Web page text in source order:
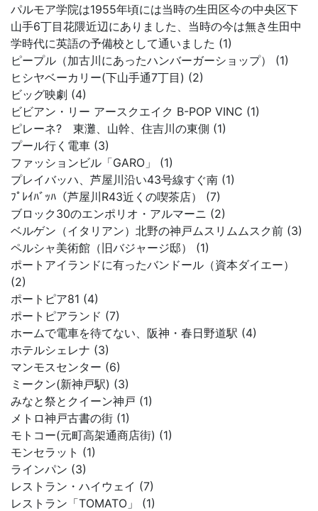
パルモア学院は1955年頃には当時の生田区今の中央区下
山手6丁目花隈近辺にありました、当時の今は無き生田中
学時代に英語の予備校として通いました (1)
ピープル（加古川にあったハンバーガーショップ） (1)
ヒシヤベーカリー(下山手通7丁目) (2)
ビッグ映劇 (4)
ビビアン・リー アースクエイク B-POP VINC (1)
ピレーネ? 東灘、山幹、住吉川の東側 (1)
プール行く電車 (3)
ファッションビル「GARO」 (1)
プレイバッハ、芦屋川沿い43号線すぐ南 (1)
ﾌﾟﾚｲﾊﾞｯﾊ（芦屋川R43近くの喫茶店） (7)
ブロック30のエンポリオ・アルマーニ (2)
ベルゲン（イタリアン）北野の神戸ムスリムムスク前 (3)
ペルシャ美術館（旧バジャージ邸） (1)
ポートアイランドに有ったバンドール（資本ダイエー）
(2)
ポートピア81 (4)
ポートピアランド (7)
ホームで電車を待てない、阪神・春日野道駅 (4)
ホテルシェレナ (3)
マンモスセンター (6)
ミークン(新神戸駅) (3)
みなと祭とクイーン神戸 (1)
メトロ神戸古書の街 (1)
モトコー(元町高架通商店街) (1)
モンセラット (1)
ラインパン (3)
レストラン・ハイウェイ (7)
レストラン「TOMATO」 (1)